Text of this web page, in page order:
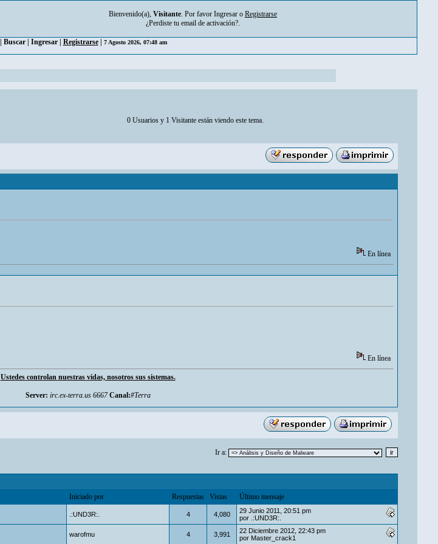
Bienvenido(a), Visitante. Por favor Ingresar o Registrarse
¿Perdiste tu email de activación?.
Buscar| Ingresar| Registrarse| 7 Agosto 2026, 07:48 am
0 Usuarios y 1 Visitante están viendo este tema.
En línea
En línea
Ustedes controlan nuestras vidas, nosotros sus sistemas.
Server: irc.ex-terra.us 6667 Canal:#Terra
Ir a:
Iniciado por Respuestas Vistas Último mensaje
.:UND3R:. 4 4,080
29 Junio 2011, 20:51 pm
por .:UND3R:.
warofmu 4 3,991
22 Diciembre 2012, 22:43 pm
por Master_crack1